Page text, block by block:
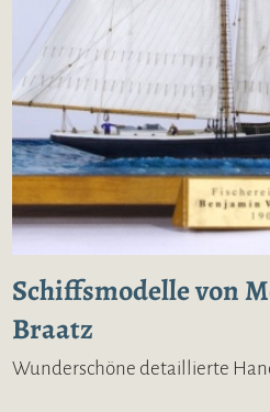
Schiffsmodelle von
Braatz
Wunderschöne detaillierte